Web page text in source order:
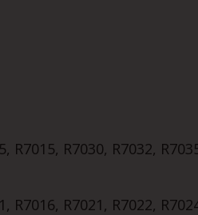
R7015, R7030, R7032,
R7016, R7021, R7022,